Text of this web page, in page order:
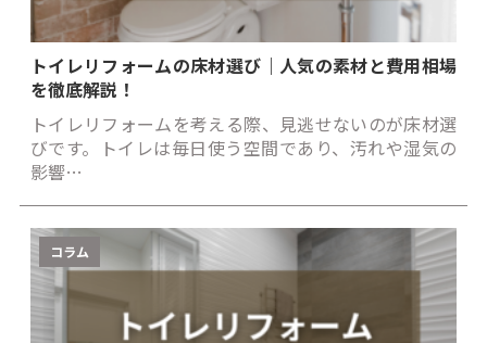
トイレリフォームの床材選び｜人気の素材と費用相場
を徹底解説！
トイレリフォームを考える際、見逃せないのが床材選
びです。トイレは毎日使う空間であり、汚れや湿気の
影響…
コラム